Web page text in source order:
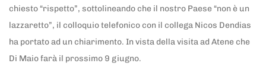
chiesto “rispetto”, sottolineando che il nostro Paese “non è un
lazzaretto”, il colloquio telefonico con il collega Nicos Dendias
ha portato ad un chiarimento. In vista della visita ad Atene che
Di Maio farà il prossimo 9 giugno.